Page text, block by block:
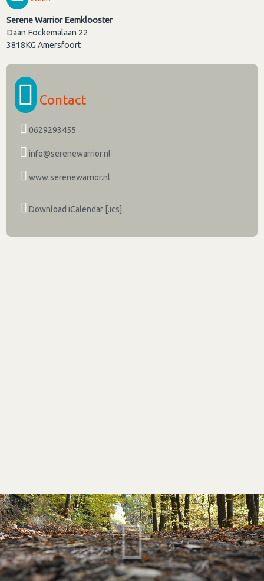
Serene Warrior Eemklooster
Daan Fockemalaan 22
3818KG Amersfoort
Contact
0629293455
info@serenewarrior.nl
www.serenewarrior.nl
Download iCalendar [.ics]